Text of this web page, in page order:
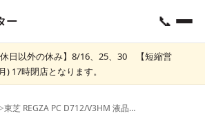
ー 📞
休日以外の休み】8/16、25、30 【短縮営
) 17時閉店となります。
東芝 REGZA PC D712/V3HM 液晶割れ、画面交換